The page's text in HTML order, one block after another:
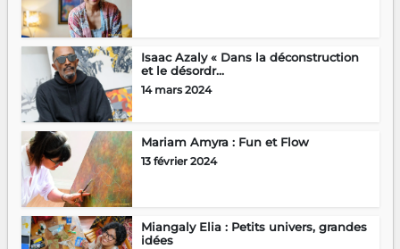
Isaac Azaly « Dans la déconstruction
et le désordr...
14 mars 2024
Mariam Amyra : Fun et Flow
13 février 2024
Miangaly Elia : Petits univers, grandes
idées